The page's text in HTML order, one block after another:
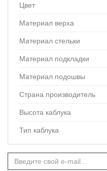
Цвет
Материал верха
Материал стельки
Материал подкладки
Материал подошвы
Страна производитель
Высота каблука
Тип каблука